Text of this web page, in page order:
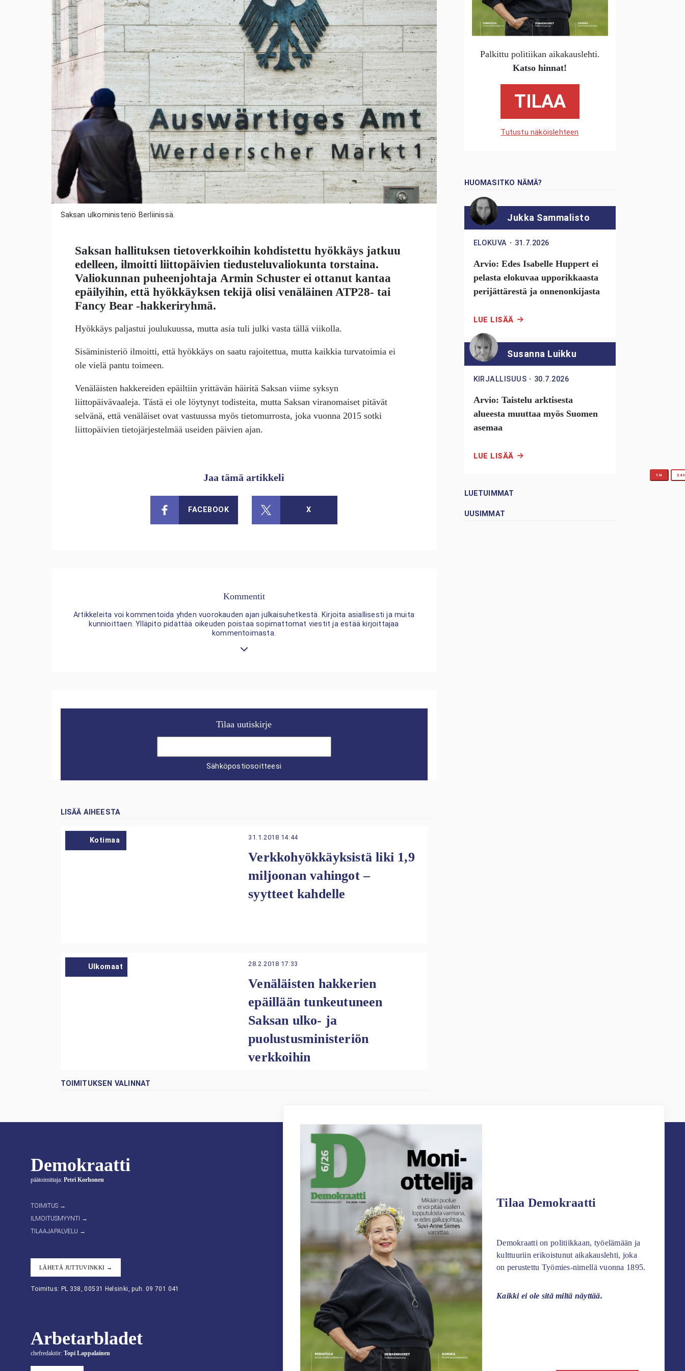
Saksan ulkoministeriö Berliinissä.
Saksan hallituksen tietoverkkoihin kohdistettu hyökkäys jatkuu
edelleen, ilmoitti liittopäivien tiedusteluvaliokunta torstaina.
Valiokunnan puheenjohtajaArmin Schuster ei ottanut kantaa
epäilyihin, että hyökkäyksen tekijä olisi venäläinen ATP28- tai
Fancy Bear -hakkeriryhmä.
Hyökkäys paljastui joulukuussa, mutta asia tuli julki vasta tällä viikolla.
Sisäministeriö ilmoitti, että hyökkäys on saatu rajoitettua, mutta kaikkia turvatoimia ei
ole vielä pantu toimeen.
Venäläisten hakkereiden epäiltiin yrittävän häiritä Saksan viime syksyn
liittopäivävaaleja. Tästä ei ole löytynyt todisteita, mutta Saksan viranomaiset pitävät
selvänä, että venäläiset ovat vastuussa myös tietomurrosta, joka vuonna 2015 sotki
liittopäivien tietojärjestelmää useiden päivien ajan.
Jaa tämä artikkeli
FACEBOOK X
Kommentit
Artikkeleita voi kommentoida yhden vuorokauden ajan julkaisuhetkestä. Kirjoita asiallisesti ja muita
kunnioittaen. Ylläpito pidättää oikeuden poistaa sopimattomat viestit ja estää kirjoittajaa
kommentoimasta.
Tilaa uutiskirje
Sähköpostiosoitteesi
LISÄÄ AIHEESTA
Kotimaa 31.1.2018 14:44
Verkkohyökkäyksistä liki 1,9
miljoonan vahingot –
syytteet kahdelle
Ulkomaat 28.2.2018 17:33
Venäläisten hakkerien
epäillään tunkeutuneen
Saksan ulko- ja
puolustusministeriön
verkkoihin
TOIMITUKSEN VALINNAT
Palkittu politiikan aikakauslehti.
Katso hinnat!
TILAA
Tutustu näköislehteen
HUOMASITKO NÄMÄ?
Jukka Sammalisto
ELOKUVA ・ 31.7.2026
Arvio: Edes Isabelle Huppert ei
pelasta elokuvaa upporikkaasta
perijättärestä ja onnenonkijasta
LUE LISÄÄ
Susanna Luikku
KIRJALLISUUS ・ 30.7.2026
Arvio: Taistelu arktisesta
alueesta muuttaa myös Suomen
asemaa
LUE LISÄÄ
LUETUIMMAT
1H
UUSIMMAT
Demokraatti
päätoimittaja: Petri Korhonen
TOIMITUS →
ILMOITUSMYYNTI →
TILAAJAPALVELU →
LÄHETÄ JUTTUVINKKI →
Toimitus: PL 338, 00531 Helsinki, puh. 09 701 041
Arbetarbladet
chefredaktör: Topi Lappalainen
Tilaa Demokraatti
Demokraatti on politiikkaan, työelämään ja
kulttuuriin erikoistunut aikakauslehti, joka
on perustettu Työmies-nimellä vuonna 1895.
Kaikki ei ole sitä miltä näyttää.